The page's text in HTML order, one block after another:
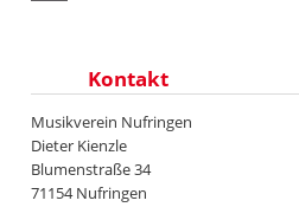
Kontakt
Musikverein Nufringen
Dieter Kienzle
Blumenstraße 34
71154 Nufringen